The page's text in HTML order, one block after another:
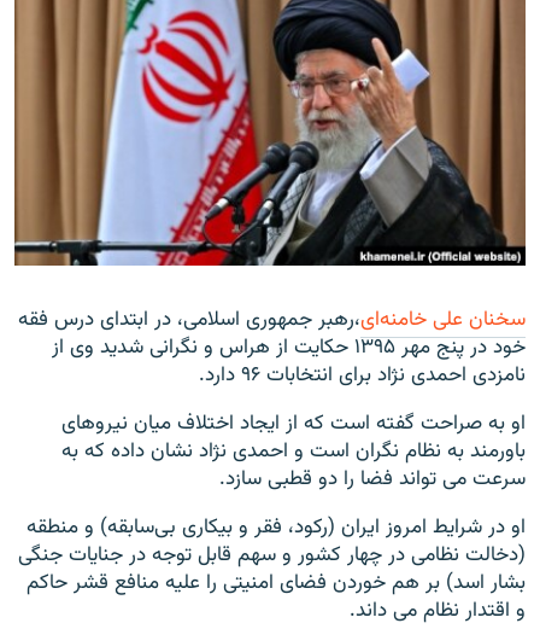
به ما بپیوندید
زبان‌های دیگر
سخنان علی خامنه‌ای،رهبر جمهوری اسلامی، در ابتدای درس فقه
خود در پنج مهر ۱۳۹۵ حکایت از هراس و نگرانی شدید وی از
نامزدی احمدی نژاد برای انتخابات ۹۶ دارد.
او به صراحت گفته است که از ایجاد اختلاف میان نیروهای
باورمند به نظام نگران است و احمدی نژاد نشان داده که به
سرعت می تواند فضا را دو قطبی سازد.
او در شرایط امروز ایران (رکود، فقر و بیکاری بی‌سابقه) و منطقه
(دخالت نظامی در چهار کشور و سهم قابل توجه در جنایات جنگی
بشار اسد) بر هم خوردن فضای امنیتی را علیه منافع قشر حاکم
و اقتدار نظام می داند.